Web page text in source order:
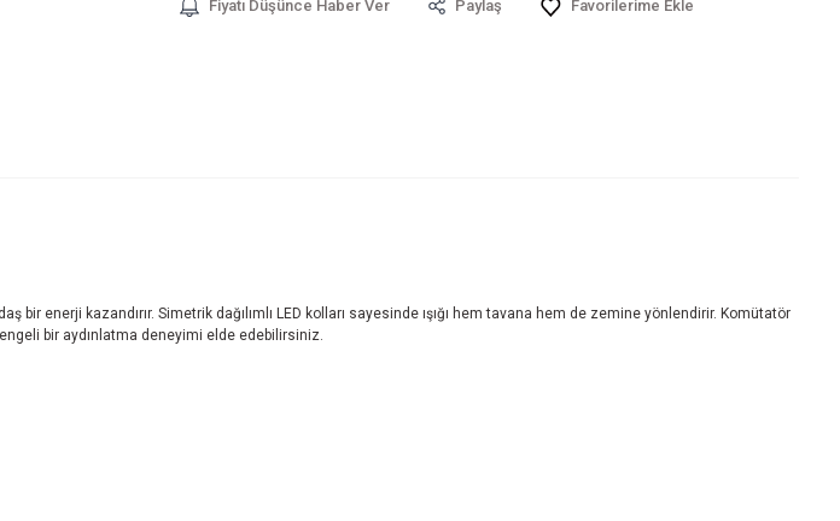
Fiyatı Düşünce Haber Ver Paylaş
enerji kazandırır. Simetrik dağılımlı LED kolları sayesinde ışığı hem tavana hem de zemine yönlendirir. Komütatör
bir aydınlatma deneyimi elde edebilirsiniz.